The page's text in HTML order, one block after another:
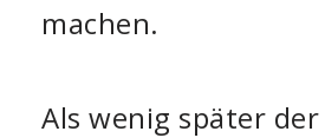
machen.
Als wenig später